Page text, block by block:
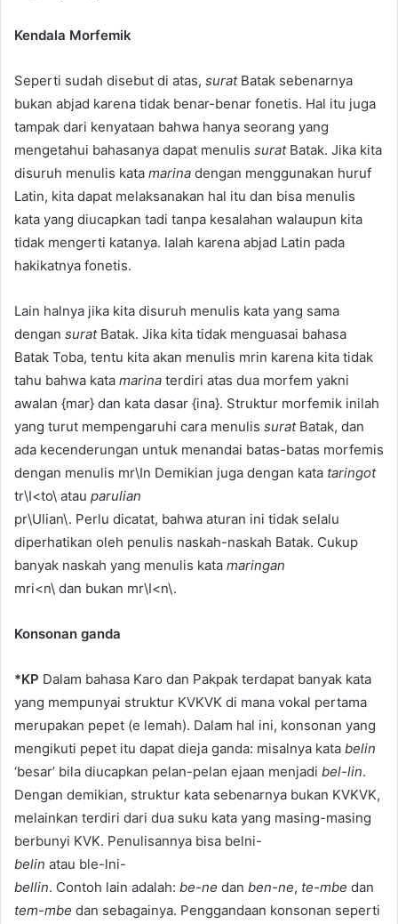
Kendala Morfemik
Seperti sudah disebut di atas, suratBatak sebenarnya
bukan abjad karena tidak benar-benar fonetis. Hal itu juga
tampak dari kenyataan bahwa hanya seorang yang
mengetahui bahasanya dapat menulis surat Batak. Jika kita
disuruh menulis kata marina dengan menggunakan huruf
Latin, kita dapat melaksanakan hal itu dan bisa menulis
kata yang diucapkan tadi tanpa kesalahan walaupun kita
tidak mengerti katanya. Ialah karena abjad Latin pada
hakikatnya fonetis.
Lain halnya jika kita disuruh menulis kata yang sama
dengan surat Batak. Jika kita tidak menguasai bahasa
Batak Toba, tentu kita akan menulis mrin karena kita tidak
tahu bahwa kata marina terdiri atas dua morfem yakni
awalan {mar} dan kata dasar {ina}. Struktur morfemik inilah
yang turut mempengaruhi cara menulis surat Batak, dan
ada kecenderungan untuk menandai batas-batas morfemis
dengan menulis mr\In Demikian juga dengan kata taringot
tr\I<to\ atau parulian
pr\Ulian\. Perlu dicatat, bahwa aturan ini tidak selalu
diperhatikan oleh penulis naskah-naskah Batak. Cukup
banyak naskah yang menulis kata maringan
mri<n\ dan bukan mr\I<n\.
Konsonan ganda
*KP Dalam bahasa Karo dan Pakpak terdapat banyak kata
yang mempunyai struktur KVKVK di mana vokal pertama
merupakan pepet (e lemah). Dalam hal ini, konsonan yang
mengikuti pepet itu dapat dieja ganda: misalnya kata belin
‘besar’ bila diucapkan pelan-pelan ejaan menjadi bel-lin.
Dengan demikian, struktur kata sebenarnya bukan KVKVK,
melainkan terdiri dari dua suku kata yang masing-masing
berbunyi KVK. Penulisannya bisa belni-
belin atau ble-lni-
bellin. Contoh lain adalah: be-ne dan ben-ne, te-mbe dan
tem-mbe dan sebagainya. Penggandaan konsonan seperti